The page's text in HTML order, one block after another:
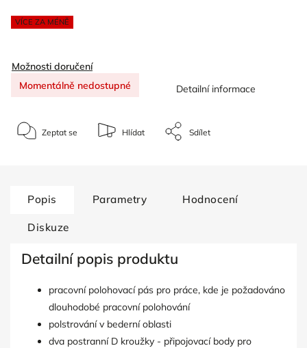
VÍCE ZA MÉNĚ
Možnosti doručení
Momentálně nedostupné
Detailní informace
Zeptat se Hlídat Sdílet
Popis Parametry Hodnocení
Diskuze
Detailní popis produktu
pracovní polohovací pás pro práce, kde je požadováno
dlouhodobé pracovní polohování
polstrování v bederní oblasti
dva postranní D kroužky - připojovací body pro